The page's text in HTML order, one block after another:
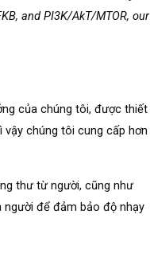
and PI3K/AkT/MTOR, our
của chúng tôi, được thiết
chúng tôi cung cấp hơn
thư từ người, cũng như
để đảm bảo độ nhạy